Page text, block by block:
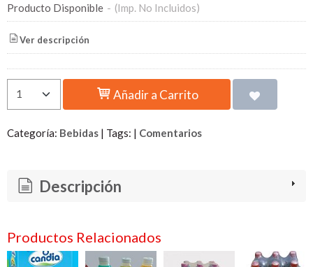
Producto Disponible - (Imp. No Incluidos)
Ver descripción
Añadir a Carrito
Categoría: Bebidas | Tags: | Comentarios
Descripción
Productos Relacionados